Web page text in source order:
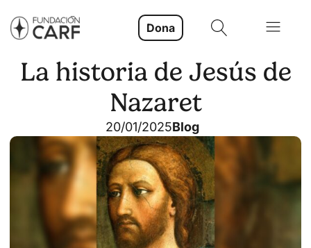
Dona
La historia de Jesús de
Nazaret
20/01/2025Blog